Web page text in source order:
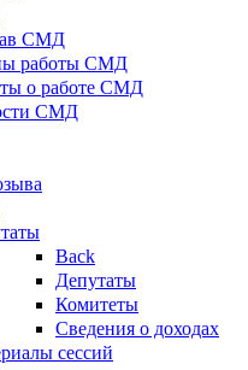
СМД
работы СМД
о работе СМД
СМД
Back
Депутаты
Комитеты
Сведения о доходах
сессий